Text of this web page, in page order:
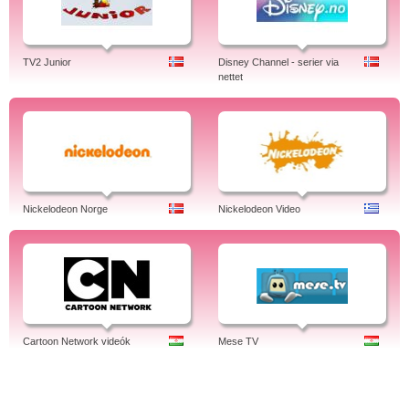
TV2 Junior
Disney Channel - serier via
nettet
Nickelodeon Norge Nickelodeon Video
Cartoon Network videók Mese TV